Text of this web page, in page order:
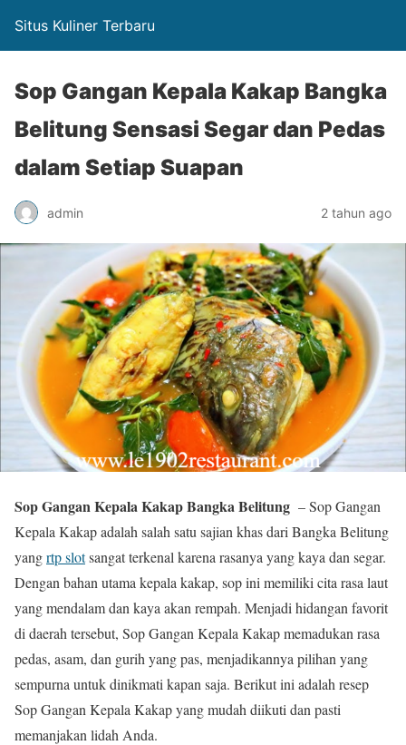
Situs Kuliner Terbaru
Sop Gangan Kepala Kakap Bangka
Belitung Sensasi Segar dan Pedas
dalam Setiap Suapan
admin 2 tahun ago
Sop Gangan Kepala Kakap Bangka Belitung – Sop Gangan
Kepala Kakap adalah salah satu sajian khas dari Bangka Belitung
yangrtp slotsangat terkenal karena rasanya yang kaya dan segar.
Dengan bahan utama kepala kakap, sop ini memiliki cita rasa laut
yang mendalam dan kaya akan rempah. Menjadi hidangan favorit
di daerah tersebut, Sop Gangan Kepala Kakap memadukan rasa
pedas, asam, dan gurih yang pas, menjadikannya pilihan yang
sempurna untuk dinikmati kapan saja. Berikut ini adalah resep
Sop Gangan Kepala Kakap yang mudah diikuti dan pasti
memanjakan lidah Anda.